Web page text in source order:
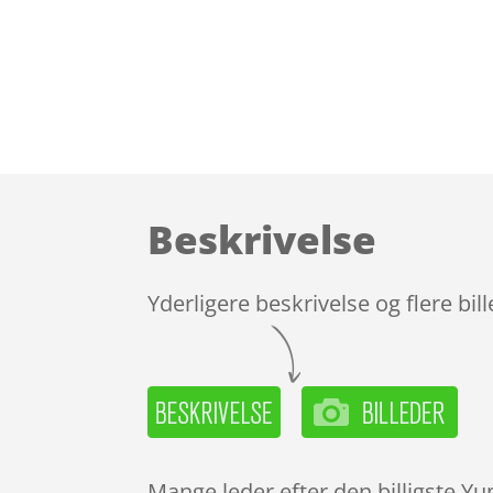
Beskrivelse
Yderligere beskrivelse og flere